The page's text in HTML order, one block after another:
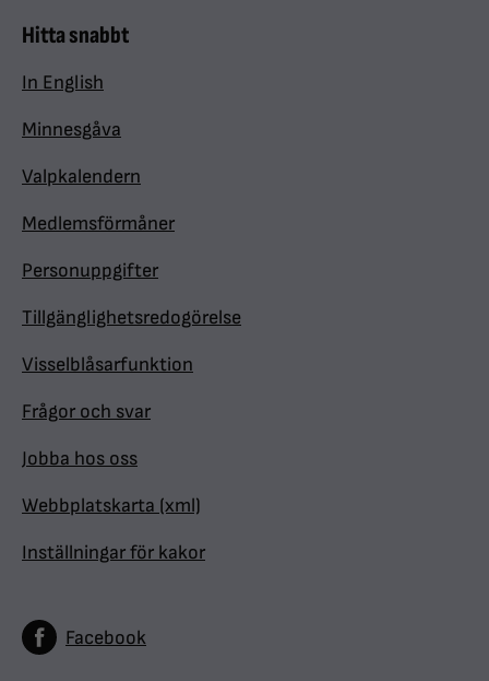
Hitta snabbt
In English
Minnesgåva
Valpkalendern
Medlemsförmåner
Personuppgifter
Tillgänglighetsredogörelse
Visselblåsarfunktion
Frågor och svar
Jobba hos oss
Webbplatskarta (xml)
Inställningar för kakor
Facebook